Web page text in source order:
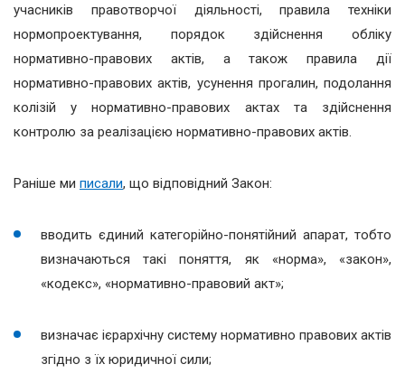
учасників правотворчої діяльності, правила техніки
нормопроектування, порядок здійснення обліку
нормативно-правових актів, а також правила дії
нормативно-правових актів, усунення прогалин, подолання
колізій у нормативно-правових актах та здійснення
контролю за реалізацією нормативно-правових актів.
Раніше ми писали, що відповідний Закон:
вводить єдиний категорійно-понятійний апарат, тобто
визначаються такі поняття, як «норма», «закон»,
«кодекс», «нормативно-правовий акт»;
визначає ієрархічну систему нормативно правових актів
згідно з їх юридичної сили;